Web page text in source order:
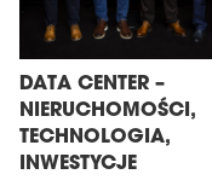
DATA CENTER –
NIERUCHOMOŚCI,
TECHNOLOGIA,
INWESTYCJE